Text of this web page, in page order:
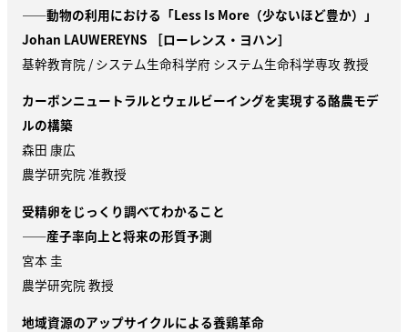
——動物の利用における「Less Is More（少ないほど豊か）」
Johan LAUWEREYNS
［ローレンス・ヨハン］
基幹教育院 / システム生命科学府 システム生命科学専攻 教授
カーボンニュートラルとウェルビーイングを実現する酪農モデ
ルの構築
森田 康広
農学研究院 准教授
受精卵をじっくり調べてわかること
——産子率向上と将来の形質予測
宮本 圭
農学研究院 教授
地域資源のアップサイクルによる養鶏革命